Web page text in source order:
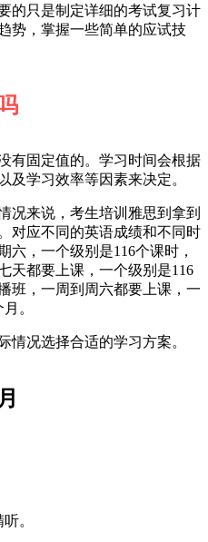
的只是制定详细的考试复习计
势，掌握一些简单的应试技
有固定值的。学习时间会根据
及学习效率等因素来决定。
况来说，考生培训雅思到拿到
对应不同的英语成绩和不同时
六，一个级别是116个课时，
天都要上课，一个级别是116
班，一周到周六都要上课，一
。
情况选择合适的学习方案。
。